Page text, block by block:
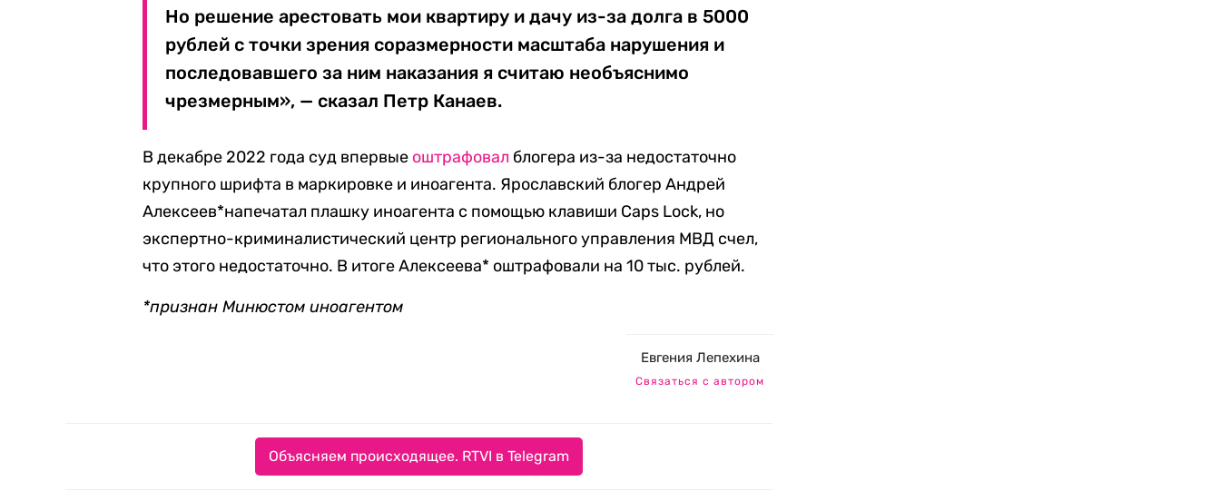
Но решение арестовать мои квартиру и дачу из-за долга в 5000
рублей с точки зрения соразмерности масштаба нарушения и
последовавшего за ним наказания я считаю необъяснимо
чрезмерным», — сказал Петр Канаев.
В декабре 2022 года суд впервые оштрафовал блогера из-за недостаточно
крупного шрифта в маркировке и иноагента. Ярославский блогер Андрей
Алексеев*напечатал плашку иноагента с помощью клавиши Caps Lock, но
экспертно-криминалистический центр регионального управления МВД счел,
что этого недостаточно. В итоге Алексеева* оштрафовали на 10 тыс. рублей.
*признан Минюстом иноагентом
Евгения Лепехина
Связаться с автором
Объясняем происходящее. RTVI в Telegram